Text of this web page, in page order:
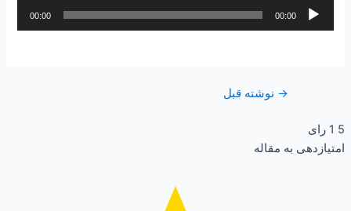
پخش‌کننده
00:00
00:00
→ نوشته قبل
5
1 رای
امتیازدهی به مقاله